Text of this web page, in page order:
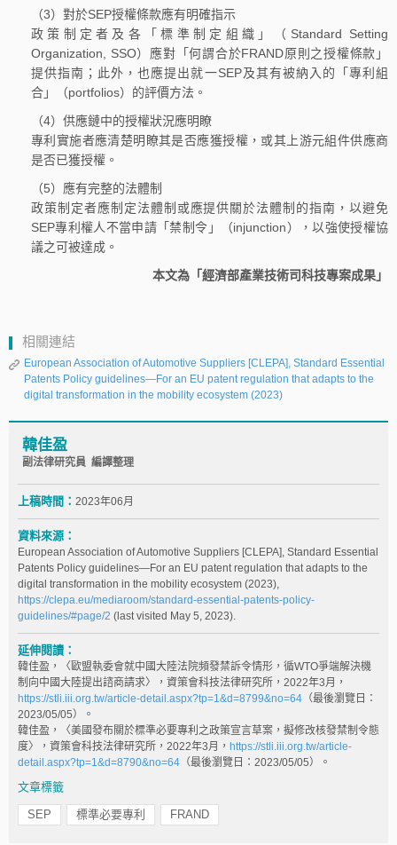
（3）對於SEP授權條款應有明確指示
政策制定者及各「標準制定組織」（Standard Setting
Organization, SSO）應對「何謂合於FRAND原則之授權條款」
提供指南；此外，也應提出就一SEP及其有被納入的「專利組
合」（portfolios）的評價方法。
（4）供應鏈中的授權狀況應明瞭
專利實施者應清楚明瞭其是否應獲授權，或其上游元組件供應商
是否已獲授權。
（5）應有完整的法體制
政策制定者應制定法體制或應提供關於法體制的指南，以避免
SEP專利權人不當申請「禁制令」（injunction），以強使授權協
議之可被達成。
本文為「經濟部產業技術司科技專案成果」
相關連結
European Association of Automotive Suppliers [CLEPA], Standard Essential
Patents Policy guidelines—For an EU patent regulation that adapts to the
digital transformation in the mobility ecosystem (2023)
韓佳盈
副法律研究員 編譯整理
上稿時間： 2023年06月
資料來源：
European Association of Automotive Suppliers [CLEPA], Standard Essential
Patents Policy guidelines—For an EU patent regulation that adapts to the
digital transformation in the mobility ecosystem (2023),
https://clepa.eu/mediaroom/standard-essential-patents-policy-
guidelines/#page/2 (last visited May 5, 2023).
延伸閱讀：
韓佳盈，〈歐盟執委會就中國大陸法院頻發禁訴令情形，循WTO爭端解決機
制向中國大陸提出諮商請求〉，資策會科技法律研究所，2022年3月，
https://stli.iii.org.tw/article-detail.aspx?tp=1&d=8799&no=64 （最後瀏覽日：
2023/05/05）。
韓佳盈，〈美國發布關於標準必要專利之政策宣言草案，擬修改核發禁制令態
度〉，資策會科技法律研究所，2022年3月， https://stli.iii.org.tw/article-
detail.aspx?tp=1&d=8790&no=64 （最後瀏覽日：2023/05/05）。
文章標籤
SEP 標準必要專利 FRAND